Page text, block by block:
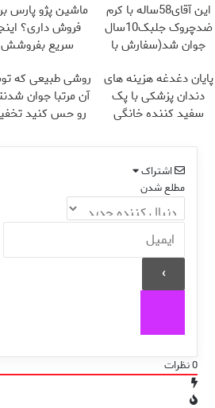
این آقای58ساله با کرم
ضدچروک جلبک10سال
جوان شد(سفارش با
ماشین پژو پارس
فروش داری؟
سریع بفروشش
پایان دغدغه هزینه های
دندان پزشکی با پک
سفید کننده خانگی
روشی طبیعی که
آن مرتبا جوان
رو حس کنید
اشتراک
مطلع شدن
0نظرات